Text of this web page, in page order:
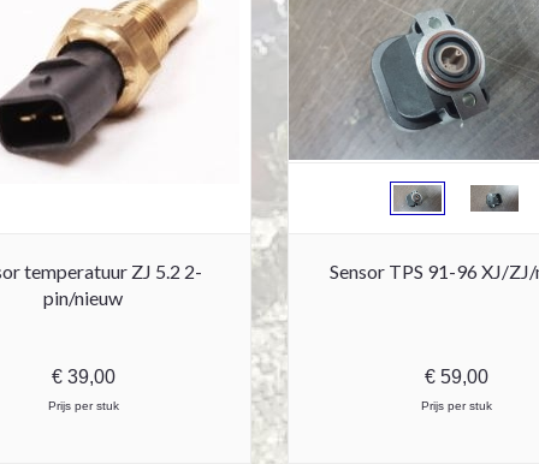
temperatuur ZJ 5.2 2-
pin/nieuw
€39,00
Prijs per stuk
Sensor TPS 91-96 XJ/
€59,00
Prijs per stuk